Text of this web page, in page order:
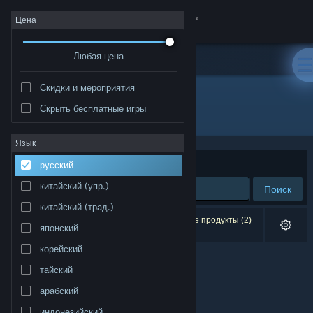
Войти
Сообщество
Информация
Поддержка
Изменить язык
Полная версия
Цена
Любая цена
Скидки и мероприятия
Скрыть бесплатные игры
Язык
русский
китайский (упр.)
китайский (трад.)
японский
корейский
тайский
арабский
Разработчик: Ran
Сортировать по
Поиск
Результатов по вашему запросу: 0. Некоторые продукты (2)
скрыты согласно вашим настройкам.